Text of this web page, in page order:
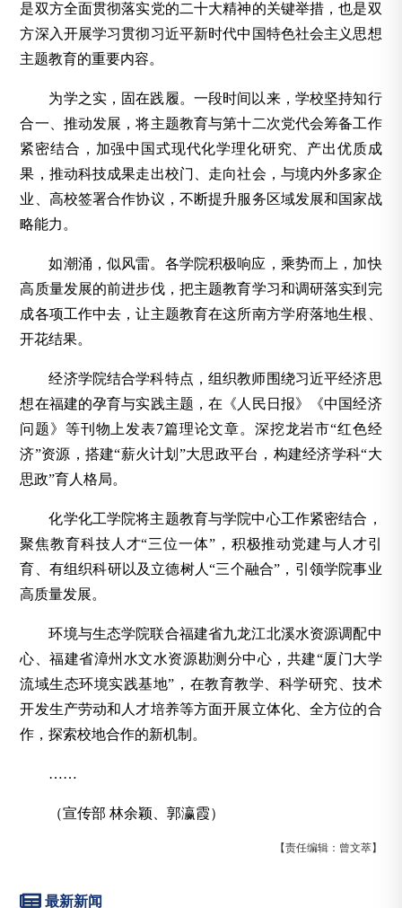
是双方全面贯彻落实党的二十大精神的关键举措，也是双
方深入开展学习贯彻习近平新时代中国特色社会主义思想
主题教育的重要内容。
为学之实，固在践履。一段时间以来，学校坚持知行
合一、推动发展，将主题教育与第十二次党代会筹备工作
紧密结合，加强中国式现代化学理化研究、产出优质成
果，推动科技成果走出校门、走向社会，与境内外多家企
业、高校签署合作协议，不断提升服务区域发展和国家战
略能力。
如潮涌，似风雷。各学院积极响应，乘势而上，加快
高质量发展的前进步伐，把主题教育学习和调研落实到完
成各项工作中去，让主题教育在这所南方学府落地生根、
开花结果。
经济学院结合学科特点，组织教师围绕习近平经济思
想在福建的孕育与实践主题，在《人民日报》《中国经济
问题》等刊物上发表7篇理论文章。深挖龙岩市“红色经
济”资源，搭建“薪火计划”大思政平台，构建经济学科“大
思政”育人格局。
化学化工学院将主题教育与学院中心工作紧密结合，
聚焦教育科技人才“三位一体”，积极推动党建与人才引
育、有组织科研以及立德树人“三个融合”，引领学院事业
高质量发展。
环境与生态学院联合福建省九龙江北溪水资源调配中
心、福建省漳州水文水资源勘测分中心，共建“厦门大学
流域生态环境实践基地”，在教育教学、科学研究、技术
开发生产劳动和人才培养等方面开展立体化、全方位的合
作，探索校地合作的新机制。
……
（宣传部 林余颖、郭瀛霞）
【责任编辑：曾文萃】
最新新闻